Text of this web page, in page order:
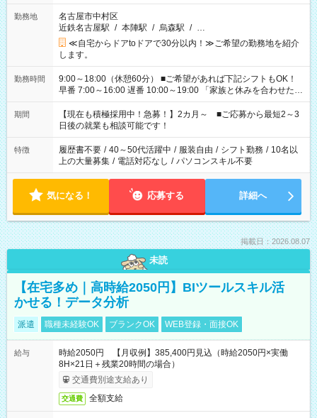
勤務地
名古屋市中村区
近鉄名古屋駅 / 本陣駅 / 烏森駅 / …
≪自宅からドアtoドアで30分以内！≫ご希望の勤務地を紹介
します。
勤務時間
9:00～18:00（休憩60分） ■ご希望があれば下記シフトもOK！
早番 7:00～16:00 遅番 10:00～19:00 「家族と休みを合わせた
い」 「余裕を持って夕飯の準備がしたい」 「できれば残業はし
たくない」 など、ご希望を教えてくださいね。 ※Wワーク希望
の方へ 今ご覧のお仕事で希望する勤務時間と、もう1つのお仕事
の勤務時間。 合計で週40時間を超える場合は応募できません。
期間
【現在も積極採用中！急募！】2カ月～ ■ご応募から最短2～3
日後の就業も相談可能です！
特徴 履歴書不要 / 40～50代活躍中 / 服装自由 / シフト勤務 / 10名以
上の大量募集 / 電話対応なし / パソコンスキル不要
気になる！ 応募する 詳細へ
掲載日：2026.08.07
未読
【在宅多め｜高時給2050円】BIツールスキル活
かせる！データ分析
派遣 職種未経験OK ブランクOK WEB登録・面接OK
給与
時給2050円 【月収例】385,400円見込（時給2050円×実働
8H×21日＋残業20時間の場合）
交通費別途支給あり
交通費 全額支給